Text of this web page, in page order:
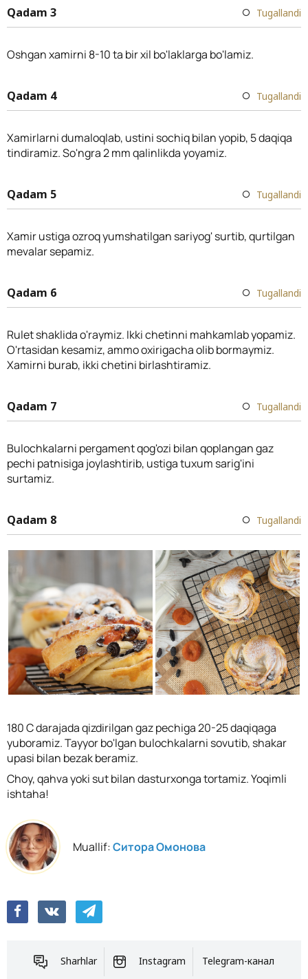
Qadam 3 Tugallandi
Oshgan xamirni 8-10 ta bir xil bo'laklarga bo'lamiz.
Qadam 4 Tugallandi
Xamirlarni dumaloqlab, ustini sochiq bilan yopib, 5 daqiqa
tindiramiz. So'ngra 2 mm qalinlikda yoyamiz.
Qadam 5 Tugallandi
Xamir ustiga ozroq yumshatilgan sariyog' surtib, qurtilgan
mevalar sepamiz.
Qadam 6 Tugallandi
Rulet shaklida o'raymiz. Ikki chetinni mahkamlab yopamiz.
O'rtasidan kesamiz, ammo oxirigacha olib bormaymiz.
Xamirni burab, ikki chetini birlashtiramiz.
Qadam 7 Tugallandi
Bulochkalarni pergament qog'ozi bilan qoplangan gaz
pechi patnisiga joylashtirib, ustiga tuxum sarig'ini
surtamiz.
Qadam 8 Tugallandi
180 C darajada qizdirilgan gaz pechiga 20-25 daqiqaga
yuboramiz. Tayyor bo'lgan bulochkalarni sovutib, shakar
upasi bilan bezak beramiz.
Choy, qahva yoki sut bilan dasturxonga tortamiz. Yoqimli
ishtaha!
Muallif:Ситора Омонова
Sharhlar Instagram Telegram-канал